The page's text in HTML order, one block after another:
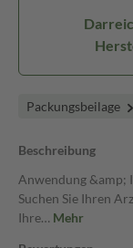
Packungsbeilage
Beschreibung
Anwendung &amp;
Suchen Sie Ihren
Ihre… Mehr